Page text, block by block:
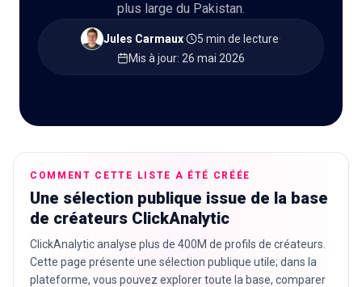
🇫🇷
plus large du Pakistan.
Jules Carmaux· 5 min de lecture·
Mis à jour: 26 mai 2026
COMMENT CETTE LISTE A ÉTÉ CRÉÉE
Une sélection publique issue de la base
de créateurs ClickAnalytic
ClickAnalytic analyse plus de 400M de profils de créateurs.
Cette page présente une sélection publique utile; dans la
plateforme, vous pouvez explorer toute la base, comparer